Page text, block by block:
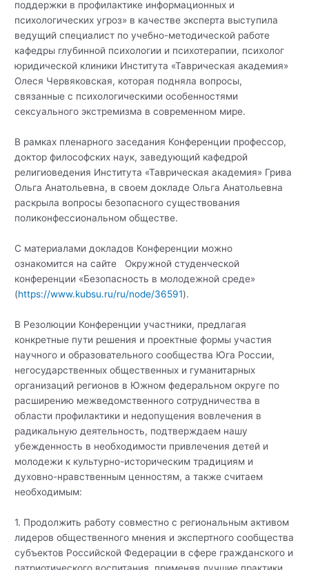
поддержки в профилактике информационных и
психологических угроз» в качестве эксперта выступила
ведущий специалист по учебно-методической работе
кафедры глубинной психологии и психотерапии, психолог
юридической клиники Института «Таврическая академия»
Олеся Червяковская, которая подняла вопросы,
связанные с психологическими особенностями
сексуального экстремизма в современном мире.
В рамках пленарного заседания Конференции профессор,
доктор философских наук, заведующий кафедрой
религиоведения Института «Таврическая академия» Грива
Ольга Анатольевна, в своем докладе Ольга Анатольевна
раскрыла вопросы безопасного существования
поликонфессиональном обществе.
С материалами докладов Конференции можно
ознакомится на сайте Окружной студенческой
конференции «Безопасность в молодежной среде»
(https://www.kubsu.ru/ru/node/36591).
В Резолюции Конференции участники, предлагая
конкретные пути решения и проектные формы участия
научного и образовательного сообщества Юга России,
негосударственных общественных и гуманитарных
организаций регионов в Южном федеральном округе по
расширению межведомственного сотрудничества в
области профилактики и недопущения вовлечения в
радикальную деятельность, подтверждаем нашу
убежденность в необходимости привлечения детей и
молодежи к культурно-историческим традициям и
духовно-нравственным ценностям, а также считаем
необходимым:
1. Продолжить работу совместно с региональным активом
лидеров общественного мнения и экспертного сообщества
субъектов Российской Федерации в сфере гражданского и
патриотического воспитания, применяя лучшие практики,